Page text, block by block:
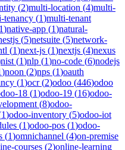
(2)multi-location (4)multi-
tenancy (1)multi-tenant
1)native-app (1)natural-
(5)netsuite (5)network-
(1)next-js (1)nextjs (4)nexus
nist (1)nlp (1)no-code (6)nodejs
)noon (2)nps (1)oauth
(1)ocr(2)odoo (446)odoo
18 (1)odoo-19 (16)odoo-
(8)odoo-
1)odoo-inventory (5)odoo-iot
(1)odoo-pos (1)odoo-
(1)omnichannel (4)on-premise
courses (2)online-learning